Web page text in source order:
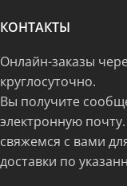
КОНТАКТЫ
Онлайн-заказы
круглосуточно.
Вы получите
электронную
свяжемся с вами
доставки по